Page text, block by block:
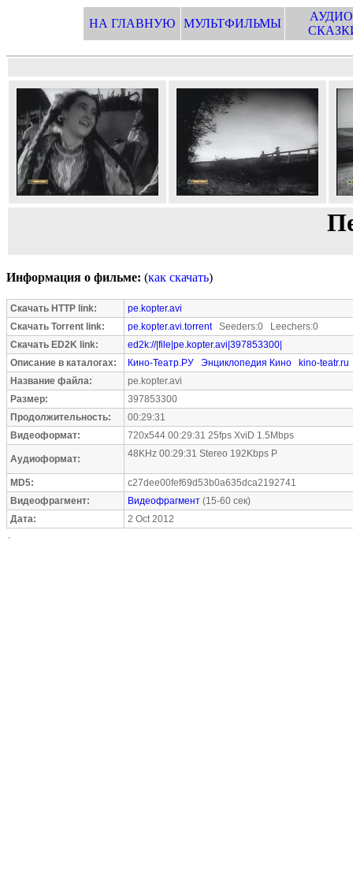
НА ГЛАВНУЮ МУЛЬТФИЛЬМЫ
Информация о фильме: (как скачать)
Скачать HTTP link:
pe.kopter.avi
Скачать Torrent link:
pe.kopter.avi.torrentSeeders:0 Leechers:0
Скачать ED2K link:
ed2k://|file|pe.kopter.avi|397853300|
Описание в каталогах:
Кино-Театр.РУ Энциклопедия Кино
kino-teatr.ru
Название файла:
pe.kopter.avi
Размер:
397853300
Продолжительность:
00:29:31
Видеоформат:
720x544 00:29:31 25fps XviD 1.5Mbps
Аудиоформат: 48KHz 00:29:31 Stereo 192Kbps P
MD5:
c27dee00fef69d53b0a635dca2192741
Видеофрагмент:
Видеофрагмент (15-60 сек)
Дата:
2 Oct 2012